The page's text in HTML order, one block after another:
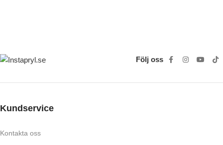
Följ oss
Kundservice
Kontakta oss